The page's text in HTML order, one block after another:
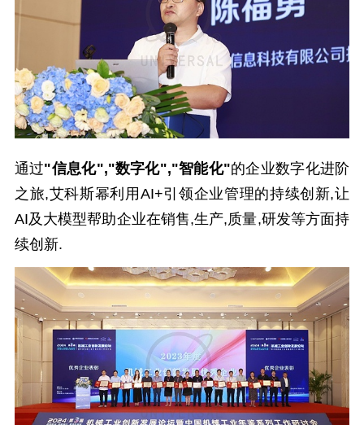
通过"信息化","数字化","智能化"的企业数字化进阶
之旅,艾科斯幂利用AI+引领企业管理的持续创新,让
AI及大模型帮助企业在销售,生产,质量,研发等方面持
续创新.